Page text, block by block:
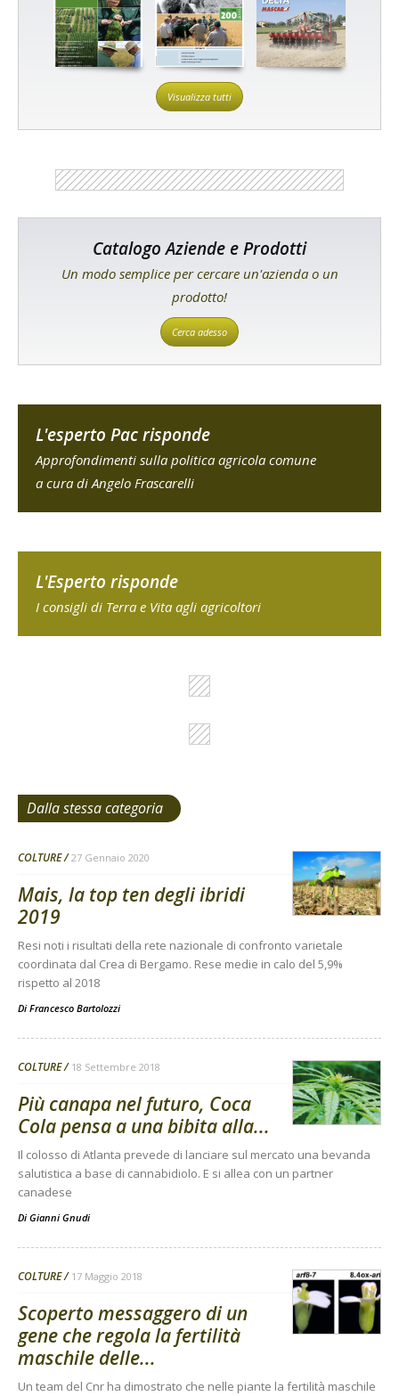
Visualizza tutti
Catalogo Aziende e Prodotti
Un modo semplice per cercare un'azienda o un
prodotto!
Cerca adesso
L'esperto Pac risponde
Approfondimenti sulla politica agricola comune
a cura di Angelo Frascarelli
L'Esperto risponde
I consigli di Terra e Vita agli agricoltori
Dalla stessa categoria
COLTURE 27 Gennaio 2020
Mais, la top ten degli ibridi
2019
Resi noti i risultati della rete nazionale di confronto varietale
coordinata dal Crea di Bergamo. Rese medie in calo del 5,9%
rispetto al 2018
Di Francesco Bartolozzi
COLTURE 18 Settembre 2018
Più canapa nel futuro, Coca
Cola pensa a una bibita alla...
Il colosso di Atlanta prevede di lanciare sul mercato una bevanda
salutistica a base di cannabidiolo. E si allea con un partner
canadese
Di Gianni Gnudi
COLTURE 17 Maggio 2018
Scoperto messaggero di un
gene che regola la fertilità
maschile delle...
Un team del Cnr ha dimostrato che nelle piante la fertilità maschile